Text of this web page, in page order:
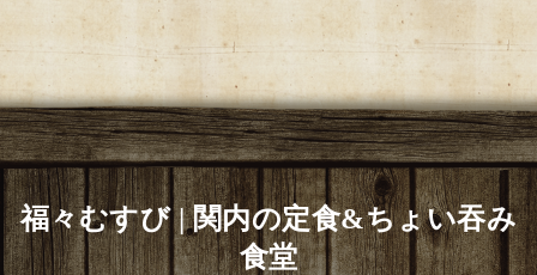
福々むすび | 関内の定食&ちょい吞み
食堂